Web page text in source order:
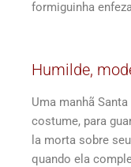
formiguinha
Humilde,
Uma manhã
costume, para
la morta sobre
quando ela